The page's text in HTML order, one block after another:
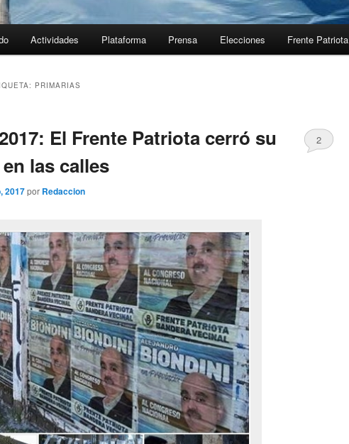
Actividades Plataforma Prensa Elecciones Frente Patriota
PRIMARIAS
El Frente Patriota cerró su
las calles
2017por Redaccion
2